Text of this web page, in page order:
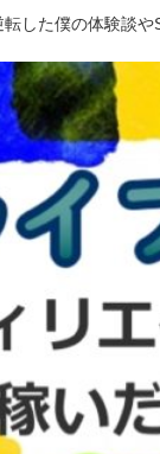
した僕の体験談や